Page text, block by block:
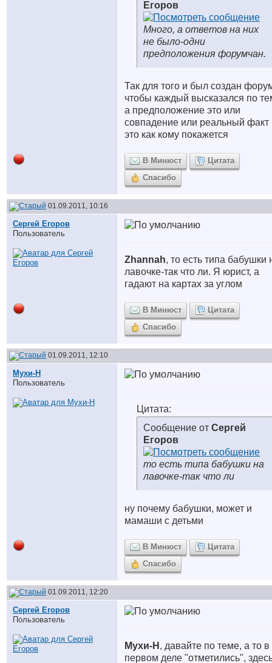
Егоров
Много, а ответов на них
не было-одни
предположения форумчан.
Так для того и был создан
чтобы каждый высказался по
а предположение это или
совпадение или реальный факт
это как кому покажется
В Минюст
Цитата
Спасибо
01.09.2011, 10:16
Сергей Егоров
Пользователь
Zhannah, то есть типа бабушки
лавочке-так что ли. Я юрист, а
гадают на картах за углом
В Минюст
Цитата
Спасибо
01.09.2011, 12:10
Мухи-Н
Пользователь
Цитата:
Сообщение от Сергей
Егоров
то есть типа бабушки на
лавочке-так что ли
ну почему бабушки, может и
мамаши с детьми
В Минюст
Цитата
Спасибо
01.09.2011, 12:20
Сергей Егоров
Пользователь
Мухи-Н , давайте по теме, а то в
первом деле "отметились",